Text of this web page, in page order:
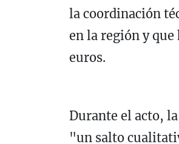
la coordinación
en la región y
euros.
Durante el acto,
"un salto